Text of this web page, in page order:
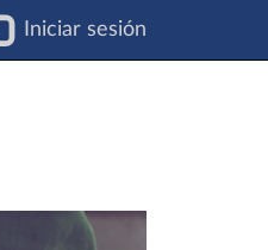
Iniciar sesión